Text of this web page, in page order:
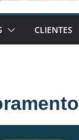
CLIENTES